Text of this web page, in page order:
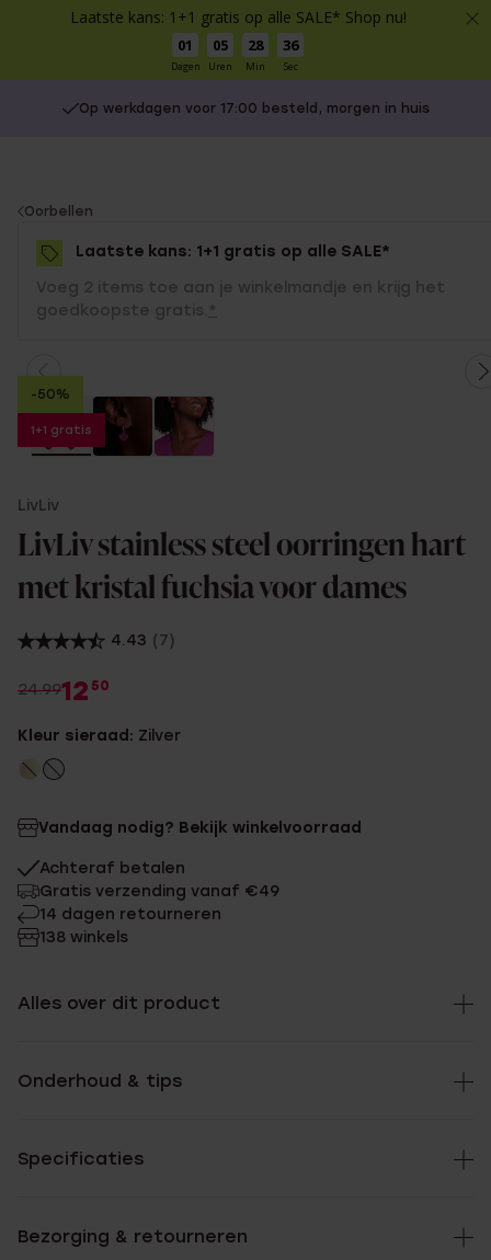
Laatste kans: 1+1 gratis op alle SALE* Shop nu!
01
Dagen
05
Uren
28
Min
35
Sec
Op werkdagen voor 17:00 besteld, morgen in huis
You
are
here:
Oorbellen
Laatste kans: 1+1 gratis op alle SALE*
Voeg 2 items toe aan je winkelmandje en krijg het
goedkoopste gratis. *
-50%
1+1 gratis
LivLiv
LivLiv stainless steel oorringen hart
met kristal fuchsia voor dames
4.43 (7)
24.9912 50
Kleur sieraad: Zilver
Vandaag nodig? Bekijk winkelvoorraad
Achteraf betalen
Gratis verzending vanaf €49
14 dagen retourneren
138 winkels
Alles over dit product
Onderhoud & tips
Specificaties
Bezorging & retourneren